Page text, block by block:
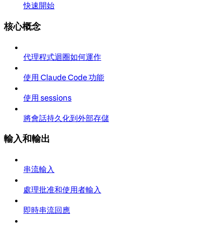
快速開始
核心概念
代理程式迴圈如何運作
使用 Claude Code 功能
使用 sessions
將會話持久化到外部存儲
輸入和輸出
串流輸入
處理批准和使用者輸入
即時串流回應